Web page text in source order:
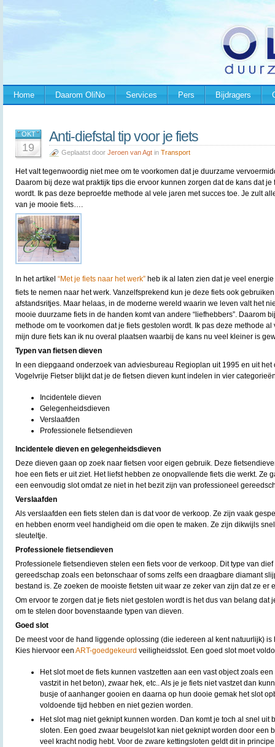
Home Daarom OliNo Services Pers Bijdragers
OKT
19
Anti-diefstal tip voor je fiets
Geplaatst door Jeroen van Agt in Transport
Het valt tegenwoordig niet mee om te voorkomen dat je duurzame
Daarom bij deze wat praktijk tips die ervoor kunnen zorgen dat de kans dat
wordt. Ik pas deze beproefde methode al vele jaren met succes toe. Je zult
van je mooie fiets….
In het artikel “Met je fiets naar het werk” heb ik al laten zien dat je veel
fiets te nemen naar het werk. Vanzelfsprekend kun je deze fiets ook
afstandsritjes. Maar helaas, in de moderne wereld waarin we leven valt het
mooie duurzame fiets in de handen komt van andere “liefhebbers”. Daarom
methode om te voorkomen dat je fiets gestolen wordt. Ik pas deze methode
mijn dure fiets kan ik nu overal plaatsen waarbij de kans nu veel kleiner is
Typen van fietsen dieven
In een diepgaand onderzoek van adviesbureau Regioplan uit 1995 en uit
Vogelvrije Fietser blijkt dat je de fietsen dieven kunt indelen in vier
Incidentele dieven
Gelegenheidsdieven
Verslaafden
Professionele fietsendieven
Incidentele dieven en gelegenheidsdieven
Deze dieven gaan op zoek naar fietsen voor eigen gebruik. Deze
hoe een fiets er uit ziet. Het liefst hebben ze onopvallende fiets die werkt. Ze
een eenvoudig slot omdat ze niet in het bezit zijn van professioneel
Verslaafden
Als verslaafden een fiets stelen dan is dat voor de verkoop. Ze zijn vaak
en hebben enorm veel handigheid om die open te maken. Ze zijn dikwijls
sleuteltje.
Professionele fietsendieven
Professionele fietsendieven stelen een fiets voor de verkoop. Dit type van
gereedschap zoals een betonschaar of soms zelfs een draagbare diamant
bestand is. Ze zoeken de mooiste fietsten uit waar ze zeker van zijn dat ze er
Om ervoor te zorgen dat je fiets niet gestolen wordt is het dus van belang dat
om te stelen door bovenstaande typen van dieven.
Goed slot
De meest voor de hand liggende oplossing (die iedereen al kent natuurlijk)
Kies hiervoor een ART-goedgekeurd veiligheidsslot. Een goed slot moet
Het slot moet de fiets kunnen vastzetten aan een vast object zoals
vastzit in het beton), zwaar hek, etc.. Als je je fiets niet vastzet dan
busje of aanhanger gooien en daarna op hun dooie gemak het slot
voldoende tijd hebben en niet gezien worden.
Het slot mag niet geknipt kunnen worden. Dan komt je toch al snel uit
sloten. Een goed zwaar beugelslot kan niet geknipt worden door een
veel kracht nodig hebt. Voor de zware kettingsloten geldt dit in